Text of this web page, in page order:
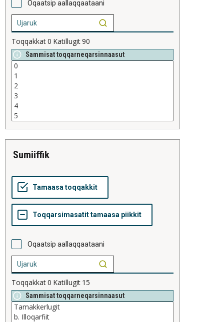
Oqaatsip aallaqqaataani
Toqqakkat0 Katillugit90
Sammisat toqqarneqarsinnaasut
sumiiffik
Oqaatsip aallaqqaataani
Toqqakkat0 Katillugit 15
Sammisat toqqarneqarsinnaasut